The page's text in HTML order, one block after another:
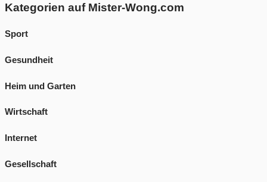
Kategorien auf Mister-Wong.com
Sport
Gesundheit
Heim und Garten
Wirtschaft
Internet
Gesellschaft